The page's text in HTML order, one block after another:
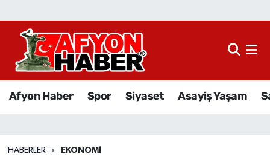
Afyon Haber Spor Siyaset Asayiş Yaşam
HABERLER EKONOMI
Afyon Haber